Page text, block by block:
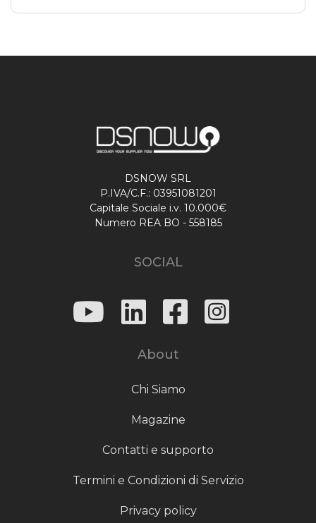
DSNOW SRL
P.IVA/C.F.: 03951081201
Capitale Sociale i.v. 10.000€
Numero REA BO - 558185
SOCIAL
About
Chi Siamo
Magazine
Contatti e supporto
Termini e Condizioni di Servizio
Privacy policy